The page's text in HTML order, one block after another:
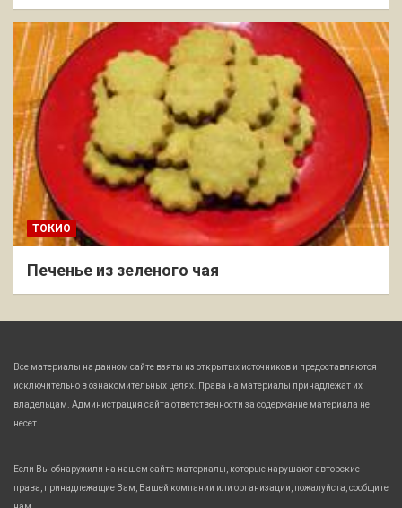
ТОКИО
Печенье из зеленого чая
Все материалы на данном сайте взяты из открытых источников и предоставляются
исключительно в ознакомительных целях. Права на материалы принадлежат их
владельцам. Администрация сайта ответственности за содержание материала не
несет.
Если Вы обнаружили на нашем сайте материалы, которые нарушают авторские
права, принадлежащие Вам, Вашей компании или организации, пожалуйста, сообщите